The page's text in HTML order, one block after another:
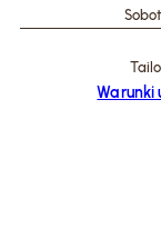
Warunki